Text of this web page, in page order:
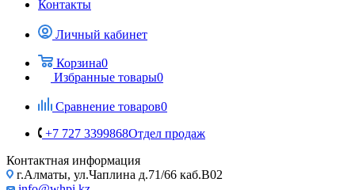
Контакты
Личный кабинет
Корзина0
Избранные товары0
Сравнение товаров0
+7 727 3399868Отдел продаж
Контактная информация
г.Алматы, ул.Чаплина д.71/66 каб.B02